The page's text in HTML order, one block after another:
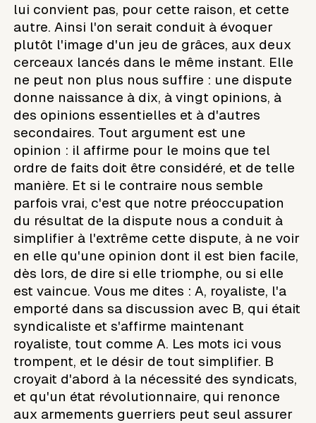
lui convient pas, pour cette raison, et cette
autre. Ainsi l'on serait conduit à évoquer
plutôt l'image d'un jeu de grâces, aux deux
cerceaux lancés dans le même instant. Elle
ne peut non plus nous suffire : une dispute
donne naissance à dix, à vingt opinions, à
des opinions essentielles et à d'autres
secondaires. Tout argument est une
opinion : il affirme pour le moins que tel
ordre de faits doit être considéré, et de telle
manière. Et si le contraire nous semble
parfois vrai, c'est que notre préoccupation
du résultat de la dispute nous a conduit à
simplifier à l'extrême cette dispute, à ne voir
en elle qu'une opinion dont il est bien facile,
dès lors, de dire si elle triomphe, ou si elle
est vaincue. Vous me dites : A, royaliste, l'a
emporté dans sa discussion avec B, qui était
syndicaliste et s'affirme maintenant
royaliste, tout comme A. Les mots ici vous
trompent, et le désir de tout simplifier. B
croyait d'abord à la nécessité des syndicats,
et qu'un état révolutionnaire, qui renonce
aux armements guerriers peut seul assurer